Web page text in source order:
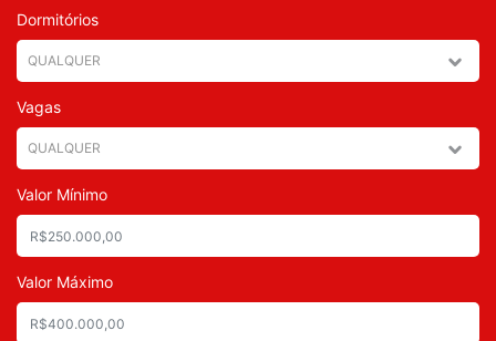
Dormitórios
Vagas
Valor Mínimo
Valor Máximo